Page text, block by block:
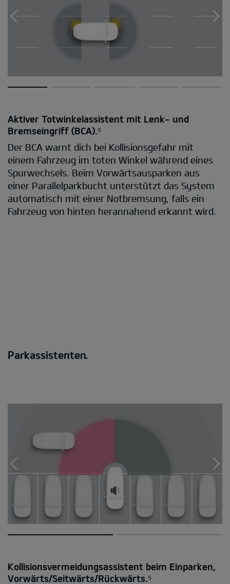
Aktiver Totwinkelassistent mit Lenk- und
Bremseingriff (BCA).⁵
Der BCA warnt dich bei Kollisionsgefahr mit
einem Fahrzeug im toten Winkel während eines
Spurwechsels. Beim Vorwärtsausparken aus
einer Parallelparkbucht unterstützt das System
automatisch mit einer Notbremsung, falls ein
Fahrzeug von hinten herannahend erkannt wird.
Parkassistenten.
Kollisionsvermeidungsassistent beim Einparken,
Vorwärts/Seitwärts/Rückwärts.⁵